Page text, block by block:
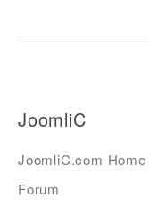
JoomliC
JoomliC.com Home
Forum